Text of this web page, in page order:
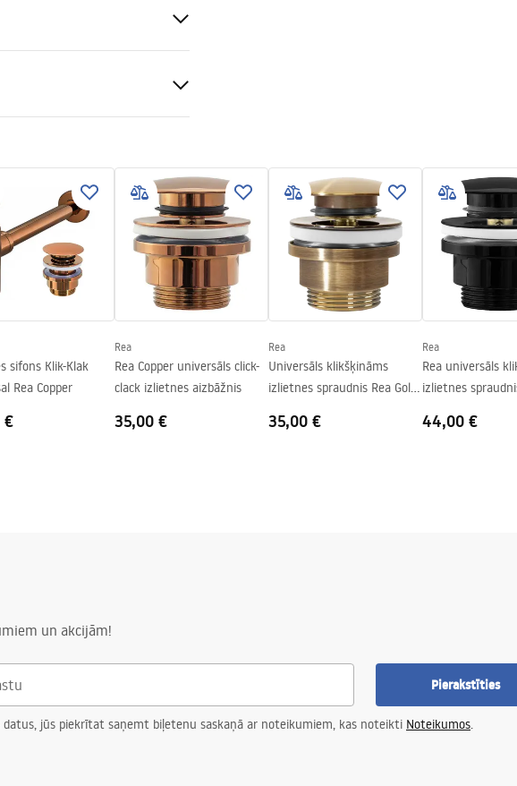
imitācija
_5.pdf
sifons Klik-Klak
Rea Copper
€
Rea
Rea Copper universāls click-
clack izlietnes aizbāžnis
35,00 €
Rea
Universāls klikšķināms
izlietnes spraudnis Rea Gold
35,00 €
Rea
Rea universāls
izlietnes
44,00 €
un akcijām!
Pierakstīties
jūs piekrītat saņemt biļetenu saskaņā ar noteikumiem, kas noteikti Noteikumos.